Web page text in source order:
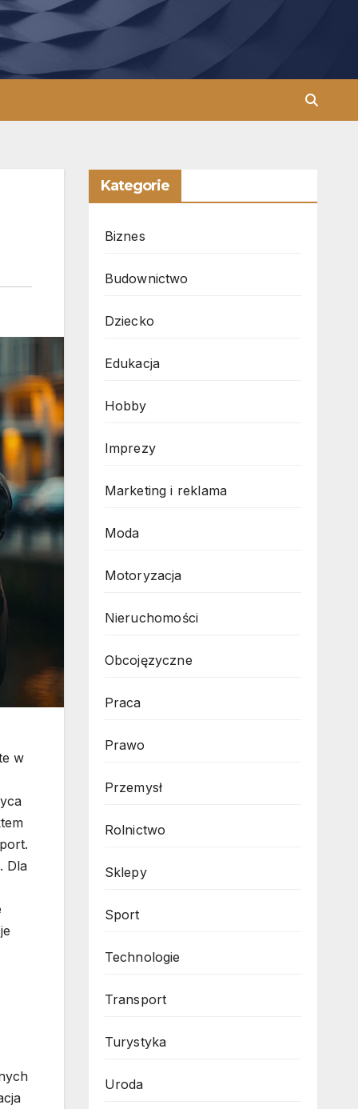
w
Dla
Kategorie
Biznes
Budownictwo
Dziecko
Edukacja
Hobby
Imprezy
Marketing i reklama
Moda
Motoryzacja
Nieruchomości
Obcojęzyczne
Praca
Prawo
Przemysł
Rolnictwo
Sklepy
Sport
Technologie
Transport
Turystyka
Uroda